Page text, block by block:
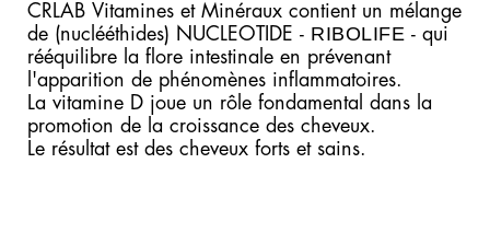
CRLAB Vitamines et Minéraux contient un mélange
de (nuclééthides) NUCLEOTIDE - RIBOLIFE - qui
rééquilibre la flore intestinale en prévenant
l'apparition de phénomènes inflammatoires.
La vitamine D joue un rôle fondamental dans la
promotion de la croissance des cheveux.
Le résultat est des cheveux forts et sains.